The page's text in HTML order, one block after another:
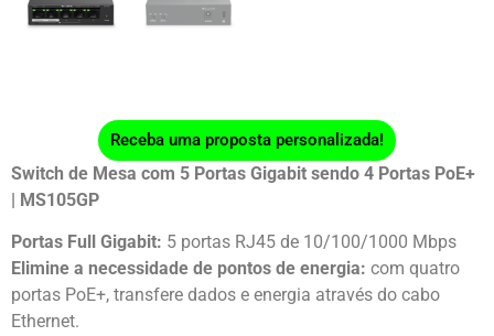
Receba uma proposta personalizada!
Switch de Mesa com 5 Portas Gigabit sendo 4 Portas PoE+
| MS105GP
Portas Full Gigabit: 5 portas RJ45 de 10/100/1000 Mbps
Elimine a necessidade de pontos de energia: com quatro
portas PoE+, transfere dados e energia através do cabo
Ethernet.